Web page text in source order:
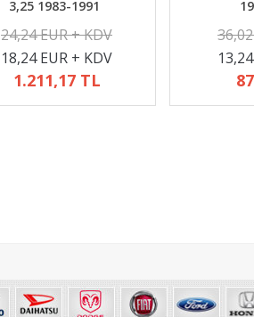
3,25 1983-1991
24,24 EUR + KDV
18,24 EUR + KDV
1.211,17 TL